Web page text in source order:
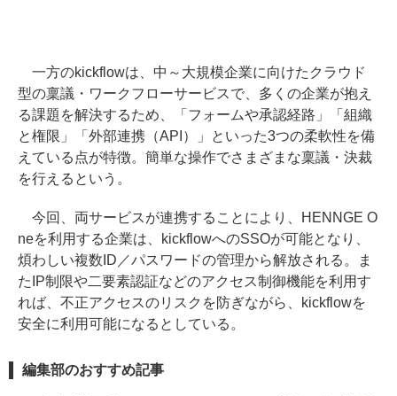
一方のkickflowは、中～大規模企業に向けたクラウド
型の稟議・ワークフローサービスで、多くの企業が抱え
る課題を解決するため、「フォームや承認経路」「組織
と権限」「外部連携（API）」といった3つの柔軟性を備
えている点が特徴。簡単な操作でさまざまな稟議・決裁
を行えるという。
今回、両サービスが連携することにより、HENNGE O
neを利用する企業は、kickflowへのSSOが可能となり、
煩わしい複数ID／パスワードの管理から解放される。ま
たIP制限や二要素認証などのアクセス制御機能を利用す
れば、不正アクセスのリスクを防ぎながら、kickflowを
安全に利用可能になるとしている。
編集部のおすすめ記事